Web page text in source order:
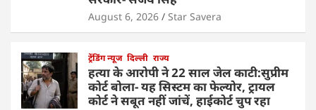
August 6, 2026 Star Savera
ट्रेंडिंग न्यूज दिल्ली राज्य
हत्या के आरोपी ने 22 साल जेल काटी:सुप्रीम
कोर्ट बोला- यह सिस्टम का फेल्योर, ट्रायल
कोर्ट ने सबूत नहीं जांचें, हाईकोर्ट चुप रहा